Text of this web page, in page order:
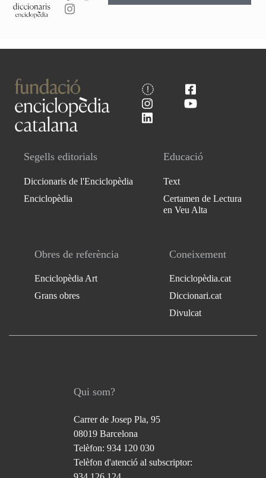
Segells editorials
Diccionaris de l'Enciclopèdia
Enciclopèdia
Educació
Text
Certamen de Lectura
en Veu Alta
Obres de referència
Enciclopèdia Art
Grans obres
Coneixement
Enciclopèdia.cat
Diccionari.cat
Divulcat
Qui som?
Carrer de Josep Pla, 95
08019 Barcelona
Telèfon: 934 120 030
Telèfon d'atenció al subscriptor: